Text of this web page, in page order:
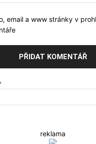
email a www stránky v
reklama